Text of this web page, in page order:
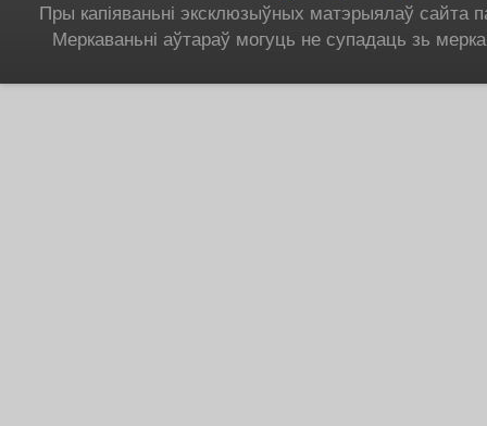
Пры капіяваньні эксклюзыўных матэрыялаў сайта
Меркаваньні аўтараў могуць не супадаць зь